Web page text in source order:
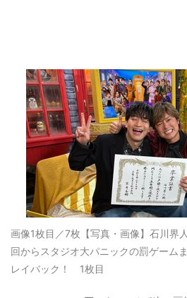
画像1枚目／7枚 【写真・画像】石川界
回からスタジオ大パニックの罰ゲーム
レイバック！ 1枚目